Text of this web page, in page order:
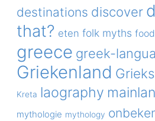
destinations discover
that? eten folk myths food
greece greek-
Griekenland Grieks
Kreta laography
mythologie mythology